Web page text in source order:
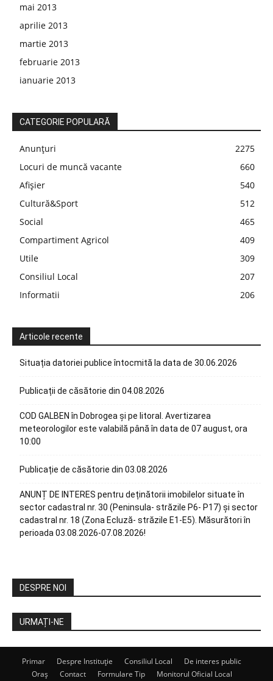
mai 2013
aprilie 2013
martie 2013
februarie 2013
ianuarie 2013
CATEGORIE POPULARĂ
Anunțuri
2275
Locuri de muncă vacante
660
Afișier
540
Cultură&Sport
512
Social
465
Compartiment Agricol
409
Utile
309
Consiliul Local
207
Informatii
206
Articole recente
Situația datoriei publice întocmită la data de 30.06.2026
Publicații de căsătorie din 04.08.2026
COD GALBEN în Dobrogea și pe litoral. Avertizarea
meteorologilor este valabilă până în data de 07 august, ora
10:00
Publicație de căsătorie din 03.08.2026
ANUNȚ DE INTERES pentru deținătorii imobilelor situate în
sector cadastral nr. 30 (Peninsula- străzile P6- P17) și sector
cadastral nr. 18 (Zona Ecluză- străzile E1-E5). Măsurători în
perioada 03.08.2026-07.08.2026!
DESPRE NOI
URMAȚI-NE
Primar Despre Instituție Consiliul Local
De interes public
Oraș
Contact Formulare Tip Monitorul Oficial Local